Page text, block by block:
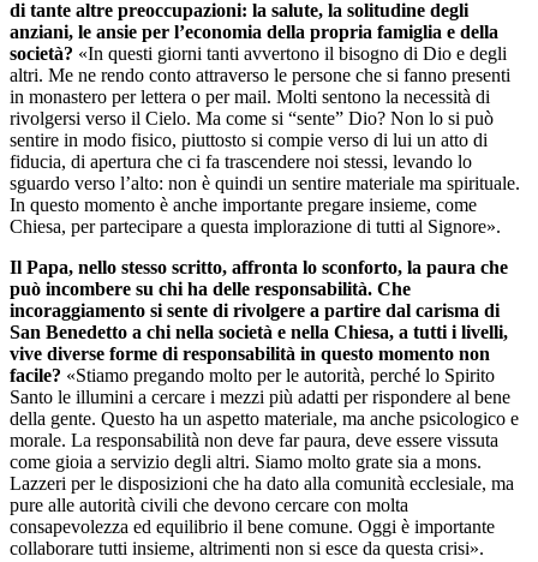
di tante altre preoccupazioni: la salute, la solitudine degli
anziani, le ansie per l’economia della propria famiglia e della
società? «In questi giorni tanti avvertono il bisogno di Dio e degli
altri. Me ne rendo conto attraverso le persone che si fanno presenti
in monastero per lettera o per mail. Molti sentono la necessità di
rivolgersi verso il Cielo. Ma come si “sente” Dio? Non lo si può
sentire in modo fisico, piuttosto si compie verso di lui un atto di
fiducia, di apertura che ci fa trascendere noi stessi, levando lo
sguardo verso l’alto: non è quindi un sentire materiale ma spirituale.
In questo momento è anche importante pregare insieme, come
Chiesa, per partecipare a questa implorazione di tutti al Signore».
Il Papa, nello stesso scritto, affronta lo sconforto, la paura che
può incombere su chi ha delle responsabilità. Che
incoraggiamento si sente di rivolgere a partire dal carisma di
San Benedetto a chi nella società e nella Chiesa, a tutti i livelli,
vive diverse forme di responsabilità in questo momento non
facile? «Stiamo pregando molto per le autorità, perché lo Spirito
Santo le illumini a cercare i mezzi più adatti per rispondere al bene
della gente. Questo ha un aspetto materiale, ma anche psicologico e
morale. La responsabilità non deve far paura, deve essere vissuta
come gioia a servizio degli altri. Siamo molto grate sia a mons.
Lazzeri per le disposizioni che ha dato alla comunità ecclesiale, ma
pure alle autorità civili che devono cercare con molta
consapevolezza ed equilibrio il bene comune. Oggi è importante
collaborare tutti insieme, altrimenti non si esce da questa crisi».